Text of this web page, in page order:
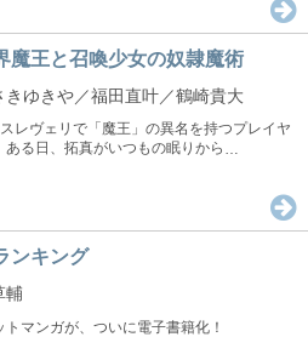
魔王と召喚少女の奴隷魔術
きゆきや／福田直叶／鶴崎貴大
レヴェリで「魔王」の異名を持つプレイヤ
ある日、拓真がいつもの眠りから …
ンキング
輔
マンガが、ついに電子書籍化！